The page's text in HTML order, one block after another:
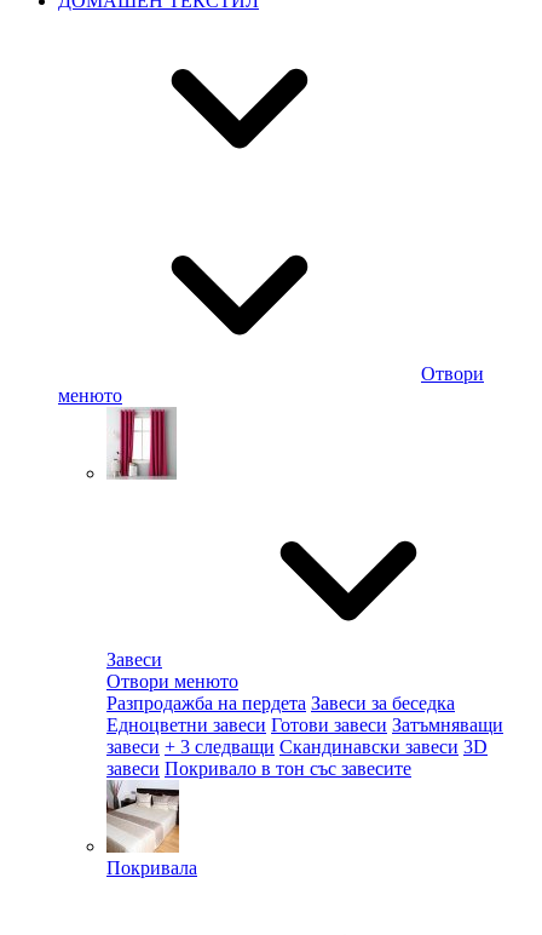
Отвори
менюто
Завеси
Отвори менюто
Разпродажба на пердета Завеси за беседка
Едноцветни завеси Готови завеси Затъмняващи
завеси + 3 следващи Скандинавски завеси 3D
завеси Покривало в тон със завесите
Покривала